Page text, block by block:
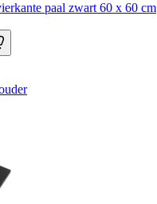
paal zwart 60 x 60 cm